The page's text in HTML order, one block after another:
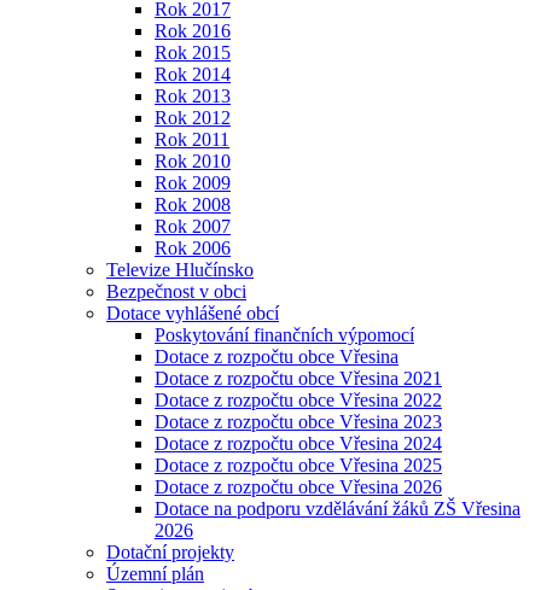
Rok 2017
Rok 2016
Rok 2015
Rok 2014
Rok 2013
Rok 2012
Rok 2011
Rok 2010
Rok 2009
Rok 2008
Rok 2007
Rok 2006
Televize Hlučínsko
Bezpečnost v obci
Dotace vyhlášené obcí
Poskytování finančních výpomocí
Dotace z rozpočtu obce Vřesina
Dotace z rozpočtu obce Vřesina 2021
Dotace z rozpočtu obce Vřesina 2022
Dotace z rozpočtu obce Vřesina 2023
Dotace z rozpočtu obce Vřesina 2024
Dotace z rozpočtu obce Vřesina 2025
Dotace z rozpočtu obce Vřesina 2026
Dotace na podporu vzdělávání žáků ZŠ Vřesina
2026
Dotační projekty
Územní plán